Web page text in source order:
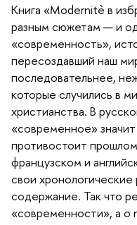
Книга «Modernitè в
разным сюжетам — и
«современность»,
пересоздавший наш
последовательнее,
которые случились в
христианства. В
«современное»
противостоит
французском и
свои
содержание. Так что
«современности», а о